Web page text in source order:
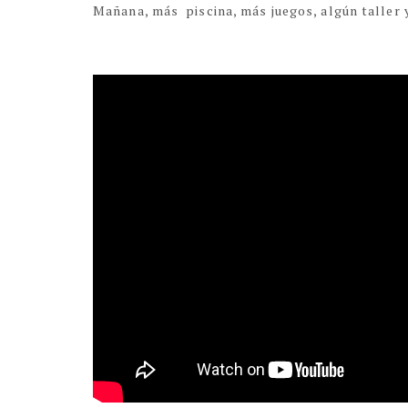
Mañana, más piscina, más juegos, algún taller